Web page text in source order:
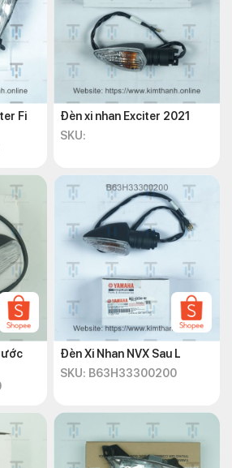
Fi
Đèn xi nhan Exciter 2021
SKU:
Đèn Xi Nhan NVX Sau L
SKU: B63H33300200